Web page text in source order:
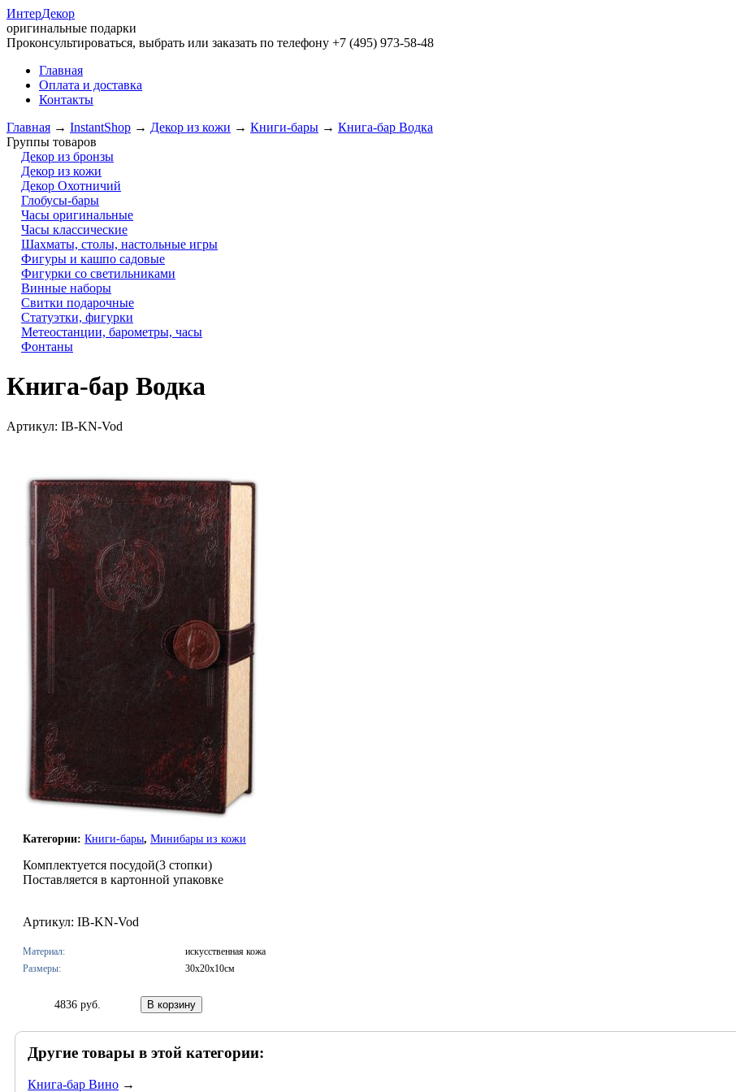
ИнтерДекор
оригинальные подарки
Проконсультироваться, выбрать или заказать по телефону +7 (495) 973-58-48
Главная
Оплата и доставка
Контакты
Главная → InstantShop → Декор из кожи → Книги-бары → Книга-бар Водка
Группы товаров
Декор из бронзы
Декор из кожи
Декор Охотничий
Глобусы-бары
Часы оригинальные
Часы классические
Шахматы, столы, настольные игры
Фигуры и кашпо садовые
Фигурки со светильниками
Винные наборы
Свитки подарочные
Статуэтки, фигурки
Метеостанции, барометры, часы
Фонтаны
Книга-бар Водка
Артикул: IB-KN-Vod
Категории: Книги-бары, Минибары из кожи
Комплектуется посудой(3 стопки)
Поставляется в картонной упаковке
Артикул: IB-KN-Vod
Материал:
искусственная кожа
Размеры:
30х20х10см
4836 руб.
Другие товары в этой категории:
Книга-бар Вино →